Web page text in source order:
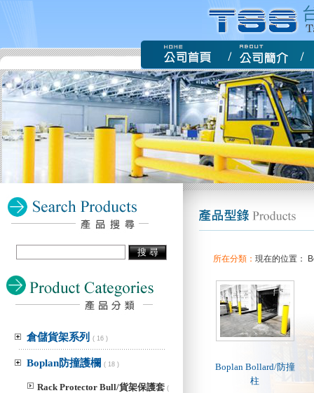
倉儲貨架系列 ( 16 )
Boplan防撞護欄 ( 18 )
Rack Protector Bull/貨架保護套 (
所在分類： 現在的位置：
Boplan Bollard/防撞
柱